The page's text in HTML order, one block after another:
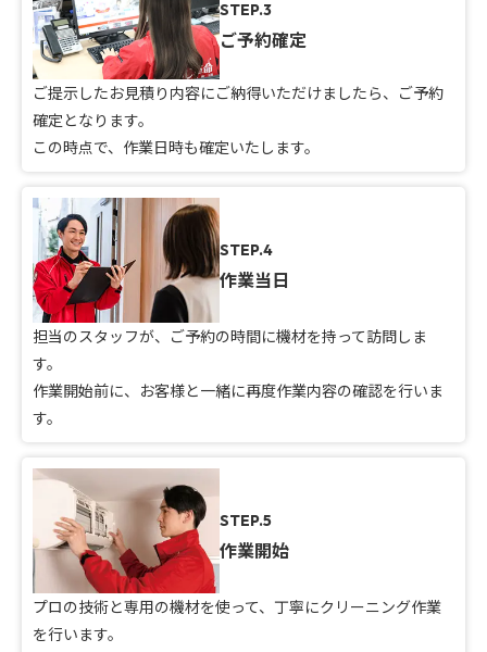
STEP.3
ご予約確定
ご提示したお見積り内容にご納得いただけましたら、ご予約
確定となります。
この時点で、作業日時も確定いたします。
STEP.4
作業当日
担当のスタッフが、ご予約の時間に機材を持って訪問しま
す。
作業開始前に、お客様と一緒に再度作業内容の確認を行いま
す。
STEP.5
作業開始
プロの技術と専用の機材を使って、丁寧にクリーニング作業
を行います。